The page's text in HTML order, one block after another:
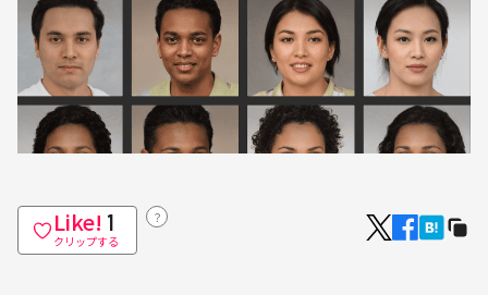
Like! 1
クリップする
？